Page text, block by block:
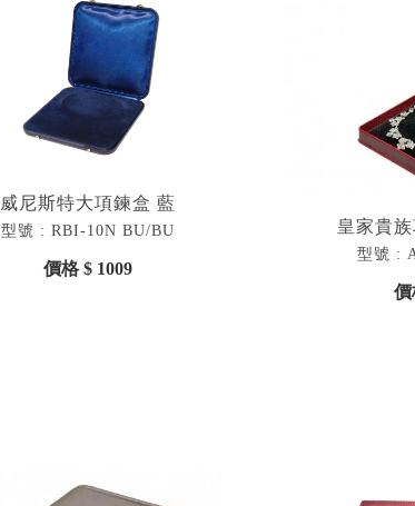
威尼斯特大項鍊盒 藍
型號 : RBI-10N BU/BU
價格 $ 1009
皇家貴
型號 :
價